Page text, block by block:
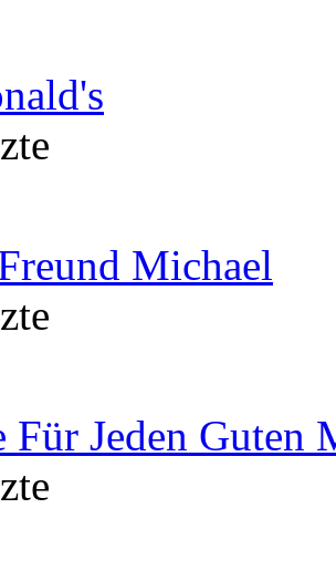
Michael
Für Jeden Guten